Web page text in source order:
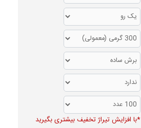
*با افزایش تیراژ تخفیف بیشتری بگیرید